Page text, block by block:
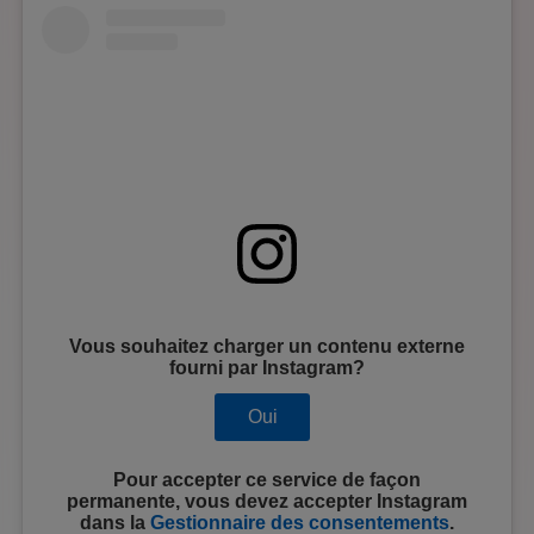
Vous souhaitez charger un contenu externe
fourni par Instagram?
Oui
Pour accepter ce service de façon
permanente, vous devez accepter Instagram
dans la Gestionnaire des consentements.